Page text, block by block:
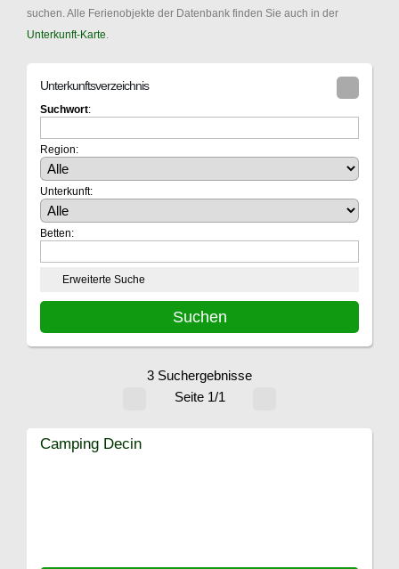
suchen. Alle Ferienobjekte der Datenbank finden Sie auch in der
Unterkunft-Karte
Unterkunftsverzeichnis
Suchwort:
Region:
Unterkunft:
Betten:
Erweiterte Suche
3 Suchergebnisse
Seite 1/1
Camping Decin